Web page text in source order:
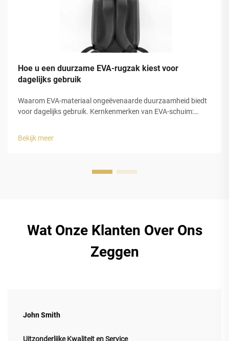
Hoe u een duurzame EVA-rugzak kiest voor
dagelijks gebruik
Waarom EVA-materiaal ongeëvenaarde duurzaamheid biedt
voor dagelijks gebruik. Kernkenmerken van EVA-schuim:
drie belangrijke eigenschappen die het zo …
Bekijk meer
Wat Onze Klanten Over Ons
Zeggen
John Smith
Uitzonderlijke Kwaliteit en Service